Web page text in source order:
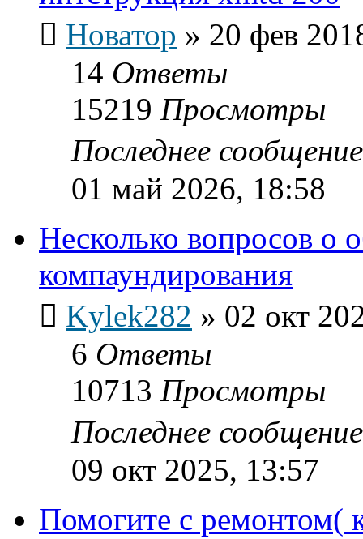
Новатор » 20 фев
14 Ответы
15219 Просмотры
Последнее
01 май 2026, 18:58
Несколько вопросов о
компаундирования
Kylek282 » 02 окт
6 Ответы
10713 Просмотры
Последнее
09 окт 2025, 13:57
Помогите с ремонтом(